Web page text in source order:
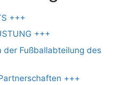
+++
+++
der Fußballabteilung des
+++